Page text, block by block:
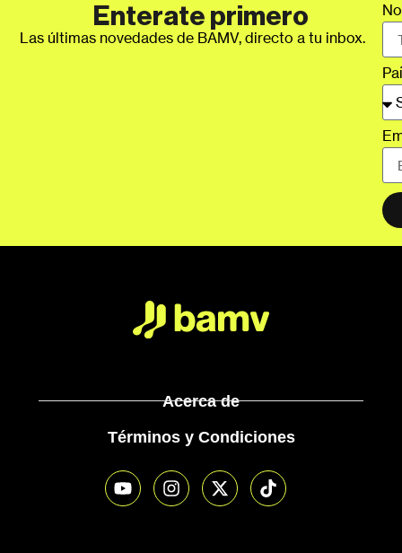
Enterate primero
Las últimas novedades de BAMV, directo a tu inbox.
Acerca de
Términos y Condiciones